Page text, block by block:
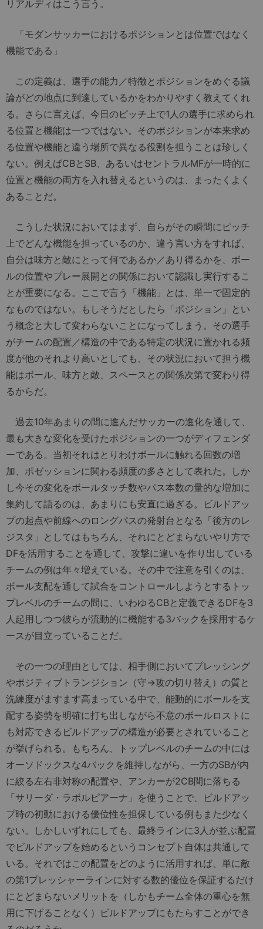
リアルディはこう言う。
「モダンサッカーにおけるポジションとは位置ではなく
機能である」
この定義は、選手の能力／特徴とポジションをめぐる議
論がどの地点に到達しているかをわかりやすく教えてくれ
る。さらに言えば、今日のピッチ上で1人の選手に求められ
る位置と機能は一つではない。そのポジションが本来求め
る位置や機能と違う場所で異なる役割を担うことは珍しく
ない。例えばCBとSB、あるいはセントラルMFが一時的に
位置と機能の両方を入れ替えるというのは、まったくよく
あることだ。
こうした状況においてはまず、自らがその瞬間にピッチ
上でどんな機能を担っているのか、違う言い方をすれば、
自分は味方と敵にとって何であるか／あり得るかを、ボー
ルの位置やプレー展開との関係において認識し実行するこ
とが重要になる。ここで言う「機能」とは、単一で固定的
なものではない。もしそうだとしたら「ポジション」とい
う概念と大して変わらないことになってしまう。その選手
がチームの配置／構造の中である特定の状況に置かれる頻
度が他のそれより高いとしても、その状況において担う機
能はボール、味方と敵、スペースとの関係次第で変わり得
るからだ。
過去10年あまりの間に進んだサッカーの進化を通して、
最も大きな変化を受けたポジションの一つがディフェンダ
ーである。当初それはとりわけボールに触れる回数の増
加、ポゼッションに関わる頻度の多さとして表れた。しか
し今その変化をボールタッチ数やパス本数の量的な増加に
集約して語るのは、あまりにも安直に過ぎる。ビルドアッ
プの起点や前線へのロングパスの発射台となる「後方のレ
ジスタ」としてはもちろん、それにとどまらないやり方で
DFを活用することを通して、攻撃に違いを作り出している
チームの例は年々増えている。その中で注意を引くのは、
ボール支配を通して試合をコントロールしようとするトッ
プレベルのチームの間に、いわゆるCBと定義できるDFを3
人起用しつつ彼らが流動的に機能する3バックを採用するケ
ースが目立っていることだ。
その一つの理由としては、相手側においてプレッシング
やポジティブトランジション（守→攻の切り替え）の質と
洗練度がますます高まっている中で、能動的にボールを支
配する姿勢を明確に打ち出しながら不意のボールロストに
も対応できるビルドアップの構造が必要とされていること
が挙げられる。もちろん、トップレベルのチームの中には
オーソドックスな4バックを維持しながら、一方のSBが内
に絞る左右非対称の配置や、アンカーが2CB間に落ちる
「サリーダ・ラボルピアーナ」を使うことで、ビルドアッ
プ時の初動における優位性を担保している例もまた少なく
ない。しかしいずれにしても、最終ラインに3人が並ぶ配置
でビルドアップを始めるというコンセプト自体は共通して
いる。それではこの配置をどのように活用すれば、単に敵
の第1プレッシャーラインに対する数的優位を保証するだけ
にとどまらないメリットを（しかもチーム全体の重心を無
用に下げることなく）ビルドアップにもたらすことができ